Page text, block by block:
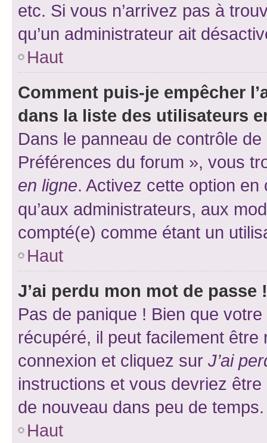
etc. Si vous n’arrivez pas à
qu’un administrateur ait
Haut
Comment puis-je empêcher
dans la liste des utilisateurs
Dans le panneau de contrôle
Préférences du forum », vous
en ligne. Activez cette option
qu’aux administrateurs, aux
compté(e) comme étant un
Haut
J’ai perdu mon mot de passe !
Pas de panique ! Bien que
récupéré, il peut facilement
connexion et cliquez sur J’ai
instructions et vous devriez
de nouveau dans peu de temps.
Haut